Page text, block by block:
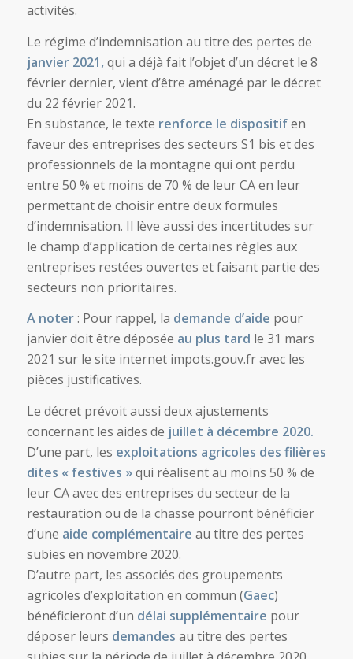
activités.
Le régime d’indemnisation au titre des pertes de
janvier 2021,qui a déjà fait l’objet d’un décret le 8
février dernier, vient d’être aménagé par le décret
du 22 février 2021.
En substance, le texte renforce le dispositifen
faveur des entreprises des secteurs S1 bis et des
professionnels de la montagne qui ont perdu
entre 50 % et moins de 70 % de leur CA en leur
permettant de choisir entre deux formules
d’indemnisation. Il lève aussi des incertitudes sur
le champ d’application de certaines règles aux
entreprises restées ouvertes et faisant partie des
secteurs non prioritaires.
A noter: Pour rappel, la demande d’aide pour
janvier doit être déposée au plus tard le 31 mars
2021 sur le site internet impots.gouv.fr avec les
pièces justificatives.
Le décret prévoit aussi deux ajustements
concernant les aides de juillet à décembre 2020.
D’une part, les exploitations agricoles des filières
dites « festives »qui réalisent au moins 50 % de
leur CA avec des entreprises du secteur de la
restauration ou de la chasse pourront bénéficier
d’une aide complémentaire au titre des pertes
subies en novembre 2020.
D’autre part, les associés des groupements
agricoles d’exploitation en commun (Gaec)
bénéficieront d’un délai supplémentaire pour
déposer leurs demandes au titre des pertes